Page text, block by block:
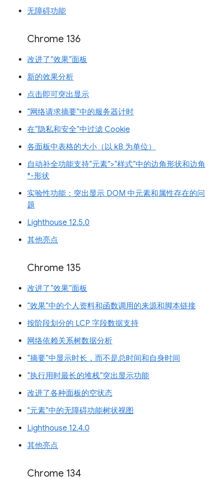
无障碍功能
Chrome 136
改进了“效果”面板
新的效果分析
点击即可突出显示
“网络请求摘要”中的服务器计时
在“隐私和安全”中过滤 Cookie
各面板中表格的大小（以 kB 为单位）
自动补全功能支持“元素”>“样式”中的边角形状和边角
*-形状
实验性功能：突出显示 DOM 中元素和属性存在的问
题
Lighthouse 12.5.0
其他亮点
Chrome 135
改进了“效果”面板
“效果”中的个人资料和函数调用的来源和脚本链接
按阶段划分的 LCP 字段数据支持
网络依赖关系树数据分析
“摘要”中显示时长，而不是总时间和自身时间
“执行用时最长的堆栈”突出显示功能
改进了各种面板的空状态
“元素”中的无障碍功能树状视图
Lighthouse 12.4.0
其他亮点
Chrome 134